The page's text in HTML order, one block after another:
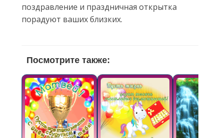
поздравление и праздничная открытка
порадуют ваших близких.
Посмотрите также: